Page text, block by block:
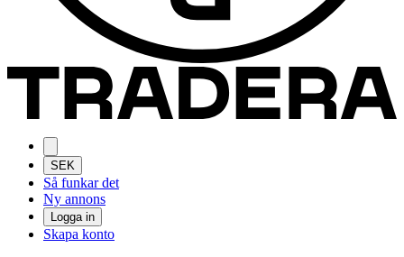
SEK
Så funkar det
Ny annons
Logga in
Skapa konto